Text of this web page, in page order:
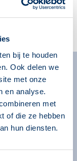
bij te houden
Ook delen we
met onze
en analyse.
met
of die ze hebben
hun diensten.